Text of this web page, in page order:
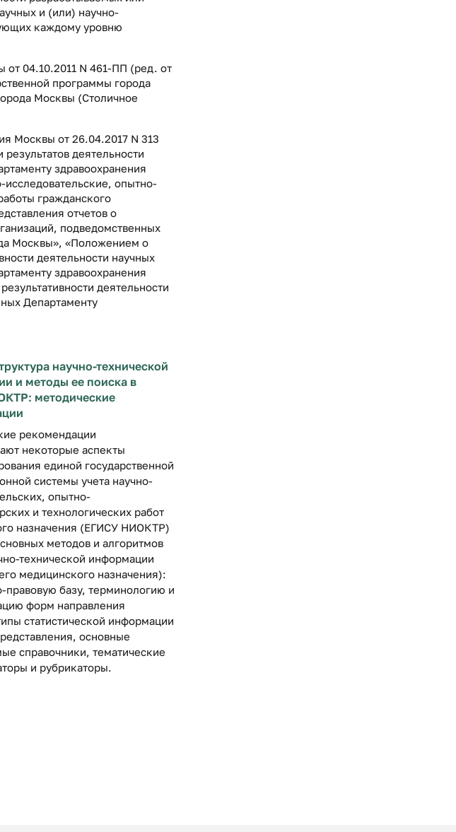
и (или) научно-
каждому уровню
от 04.10.2011 N 461-ПП (ред. от
программы города
Москвы (Столичное
Москвы от 26.04.2017 N 313
деятельности
здравоохранения
опытно-
гражданского
отчетов о
подведомственных
Москвы», «Положением о
деятельности научных
здравоохранения
деятельности
Департаменту
научно-технической
и методы ее поиска в
методические
рекомендации
некоторые аспекты
единой государственной
системы учета научно-
опытно-
и технологических работ
назначения (ЕГИСУ НИОКТР)
методов и алгоритмов
технической информации
медицинского назначения):
правовую базу, терминологию и
форм направления
статистической информации
основные
справочники, тематические
и рубрикаторы.